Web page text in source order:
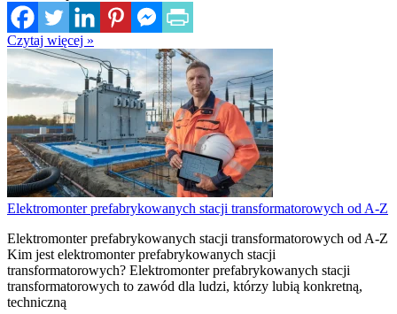
Czytaj więcej »
Elektromonter prefabrykowanych stacji transformatorowych od A-Z
Elektromonter prefabrykowanych stacji transformatorowych od A-Z
Kim jest elektromonter prefabrykowanych stacji
transformatorowych? Elektromonter prefabrykowanych stacji
transformatorowych to zawód dla ludzi, którzy lubią konkretną,
techniczną